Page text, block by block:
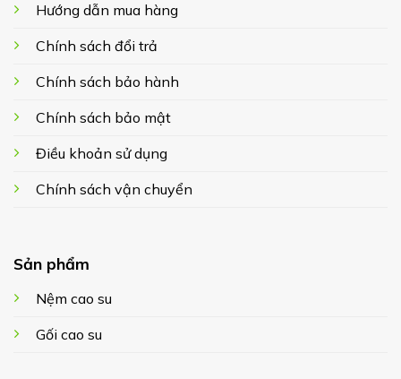
Hướng dẫn mua hàng
Chính sách đổi trả
Chính sách bảo hành
Chính sách bảo mật
Điều khoản sử dụng
Chính sách vận chuyển
Sản phẩm
Nệm cao su
Gối cao su